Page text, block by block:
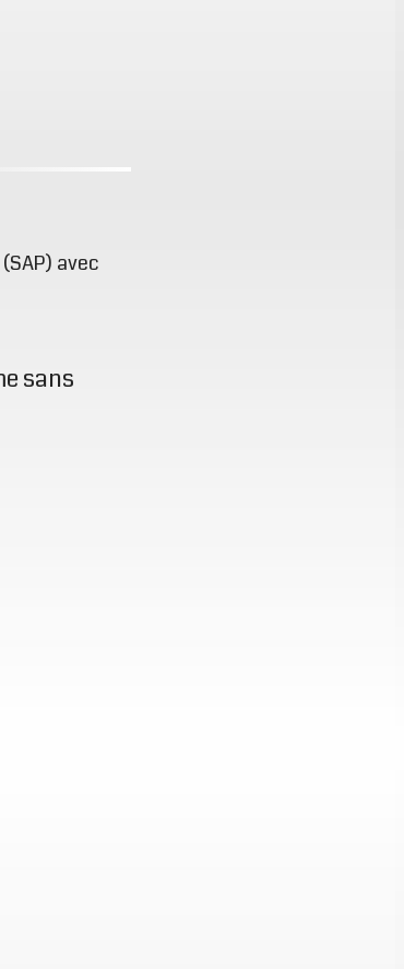
avec
sans